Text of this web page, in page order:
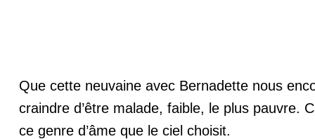
Que cette neuvaine avec Bernadette nous
craindre d’être malade, faible, le plus pauvre.
ce genre d’âme que le ciel choisit.